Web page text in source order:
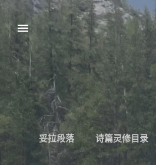
妥拉段落 诗篇灵修目录